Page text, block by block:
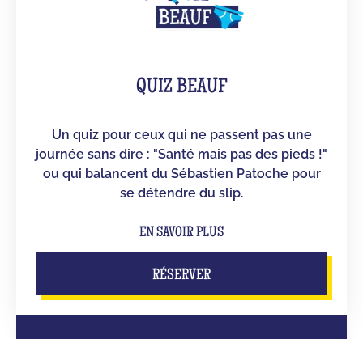
QUIZ BEAUF
Un quiz pour ceux qui ne passent pas une
journée sans dire : "Santé mais pas des pieds !"
ou qui balancent du Sébastien Patoche pour
se détendre du slip.
EN SAVOIR PLUS
RÉSERVER